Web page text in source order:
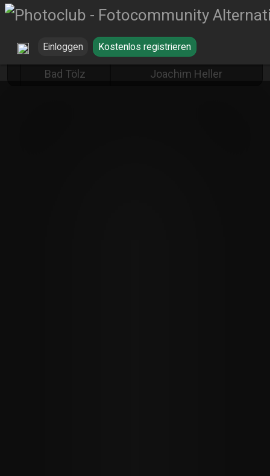
Einloggen Kostenlos registrieren
Landkreis
Bad Tölz
der alte Kahn von Hans-
Joachim Heller